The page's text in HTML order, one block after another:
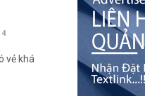
4
vẻ khá